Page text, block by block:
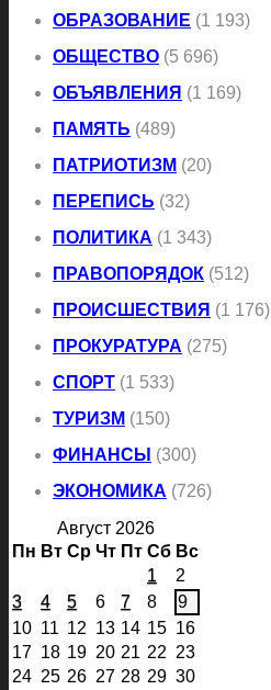
ОБРАЗОВАНИЕ (1 193)
ОБЩЕСТВО (5 696)
ОБЪЯВЛЕНИЯ (1 169)
ПАМЯТЬ (489)
ПАТРИОТИЗМ (20)
ПЕРЕПИСЬ (32)
ПОЛИТИКА (1 343)
ПРАВОПОРЯДОК (512)
ПРОИСШЕСТВИЯ (1 176)
ПРОКУРАТУРА (275)
СПОРТ (1 533)
ТУРИЗМ (150)
ФИНАНСЫ (300)
ЭКОНОМИКА (726)
Август 2026
Пн Вт Ср Чт Пт Сб Вс
1
2
3
4 5 6 7 8
9
10 11 12 13 14 15 16
17 18 19 20 21 22 23
24 25 26 27 28 29 30